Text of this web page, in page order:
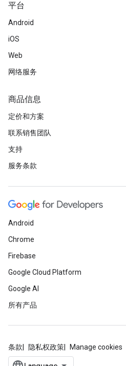
平台
Android
iOS
Web
网络服务
商品信息
定价和方案
联系销售团队
支持
服务条款
Android
Chrome
Firebase
Google Cloud Platform
Google AI
所有产品
条款 隐私权政策 Manage cookies